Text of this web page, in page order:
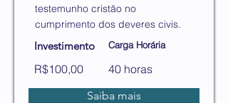
testemunho cristão no
cumprimento dos deveres civis.
Investimento
R$100,00
Carga Horária
40 horas
Saiba mais